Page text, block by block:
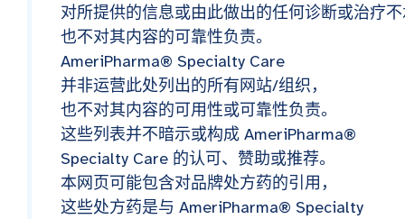
对所提供的信息或由此做出的任何诊断或治疗
也不对其内容的可靠性负责。
AmeriPharma® Specialty Care
并非运营此处列出的所有网站/组织，
也不对其内容的可用性或可靠性负责。
这些列表并不暗示或构成 AmeriPharma®
Specialty Care 的认可、赞助或推荐。
本网页可能包含对品牌处方药的引用，
这些处方药是与 AmeriPharma® Specialty